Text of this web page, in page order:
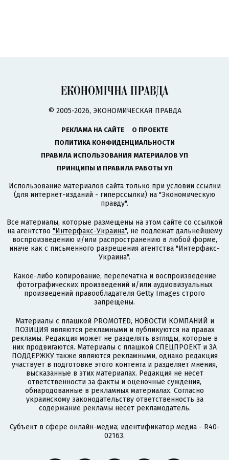
© 2005-2026, ЭКОНОМИЧЕСКАЯ ПРАВДА
РЕКЛАМА НА САЙТЕ
О ПРОЕКТЕ
ПОЛИТИКА КОНФИДЕНЦИАЛЬНОСТИ
ПРАВИЛА ИСПОЛЬЗОВАНИЯ МАТЕРИАЛОВ УП
ПРИНЦИПЫ И ПРАВИЛА РАБОТЫ УП
Использование материалов сайта только при условии ссылки
(для интернет-изданий - гиперссылки) на "Экономическую
правду".
Все материалы, которые размещены на этом сайте со ссылкой
на агентство "Интерфакс-Украина", не подлежат дальнейшему
воспроизведению и/или распространению в любой форме,
иначе как с письменного разрешения агентства "Интерфакс-
Украина".
Какое-либо копирование, перепечатка и воспроизведение
фотографических произведений и/или аудиовизуальных
произведений правообладателя Getty Images строго
запрещены.
Материалы с плашкой PROMOTED, НОВОСТИ КОМПАНИЙ и
ПОЗИЦИЯ являются рекламными и публикуются на правах
рекламы. Редакция может не разделять взгляды, которые в
них продвигаются. Материалы с плашкой СПЕЦПРОЕКТ и ЗА
ПОДДЕРЖКУ также являются рекламными, однако редакция
участвует в подготовке этого контента и разделяет мнения,
высказанные в этих материалах. Редакция не несет
ответственности за факты и оценочные суждения,
обнародованные в рекламных материалах. Согласно
украинскому законодательству ответственность за
содержание рекламы несет рекламодатель.
Субъект в сфере онлайн-медиа; идентификатор медиа - R40-
02163.